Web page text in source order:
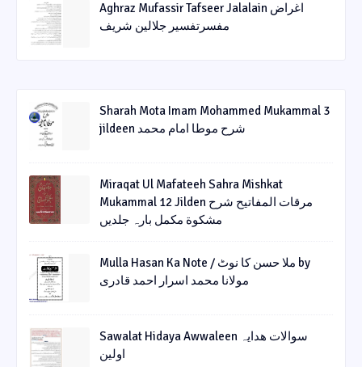
Aghraz Mufassir Tafseer Jalalain اغراض
مفسرتفسیر جلالین شریف
Sharah Mota Imam Mohammed Mukammal 3
jildeen شرح موطا امام محمد
Miraqat Ul Mafateeh Sahra Mishkat
Mukammal 12 Jilden مرقات المفاتیح شرح
مشکوة مکمل بارہ جلدیں
Mulla Hasan Ka Note / ملا حسن کا نوٹ by
مولانا محمد اسرار احمد قادری
Sawalat Hidaya Awwaleen سوالات ھدایہ
اولین